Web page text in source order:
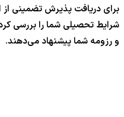
برای دریافت پذیرش تضمینی از
شرایط تحصیلی شما را بررسی
و رزومه شما پیشنهاد می‌دهند.